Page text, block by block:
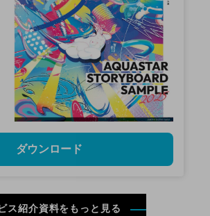
ダウンロード
ス紹介資料をもっと見る